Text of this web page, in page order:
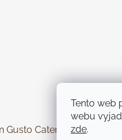
Tento web
webu
zde.
Gusto Catering KOREK